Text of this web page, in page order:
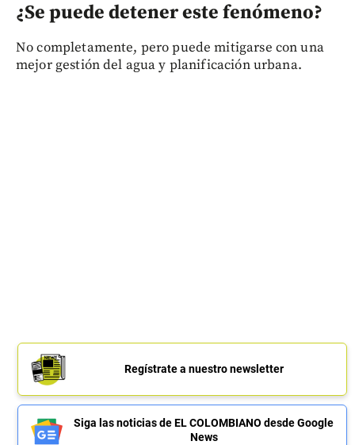
¿Se puede detener este fenómeno?
No completamente, pero puede mitigarse con una
mejor gestión del agua y planificación urbana.
Regístrate a nuestro newsletter
Siga las noticias de EL COLOMBIANO desde Google
News